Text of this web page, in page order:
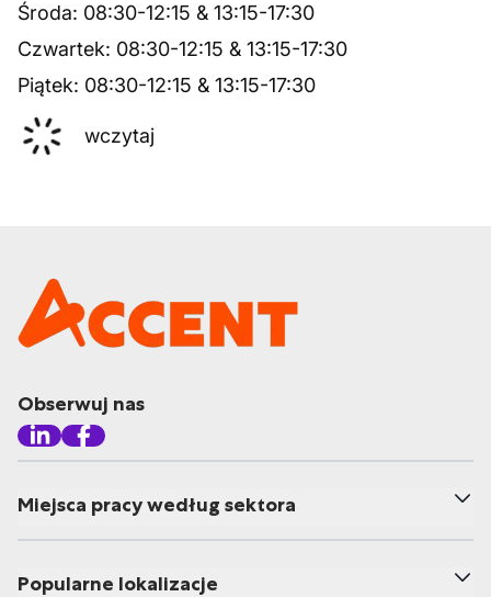
Środa: 08:30-12:15 & 13:15-17:30
Czwartek: 08:30-12:15 & 13:15-17:30
Piątek: 08:30-12:15 & 13:15-17:30
wczytaj
Obserwuj nas
Miejsca pracy według sektora
Popularne lokalizacje